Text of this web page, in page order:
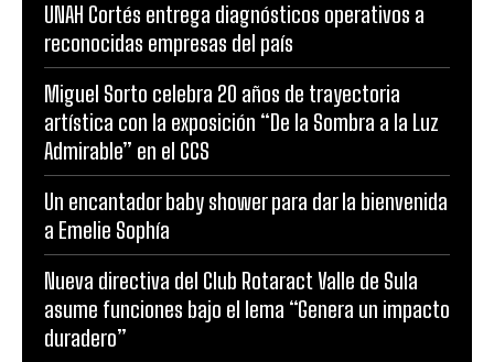
UNAH Cortés entrega diagnósticos operativos a
reconocidas empresas del país
Miguel Sorto celebra 20 años de trayectoria
artística con la exposición “De la Sombra a la Luz
Admirable” en el CCS
Un encantador baby shower para dar la bienvenida
a Emelie Sophía
Nueva directiva del Club Rotaract Valle de Sula
asume funciones bajo el lema “Genera un impacto
duradero”